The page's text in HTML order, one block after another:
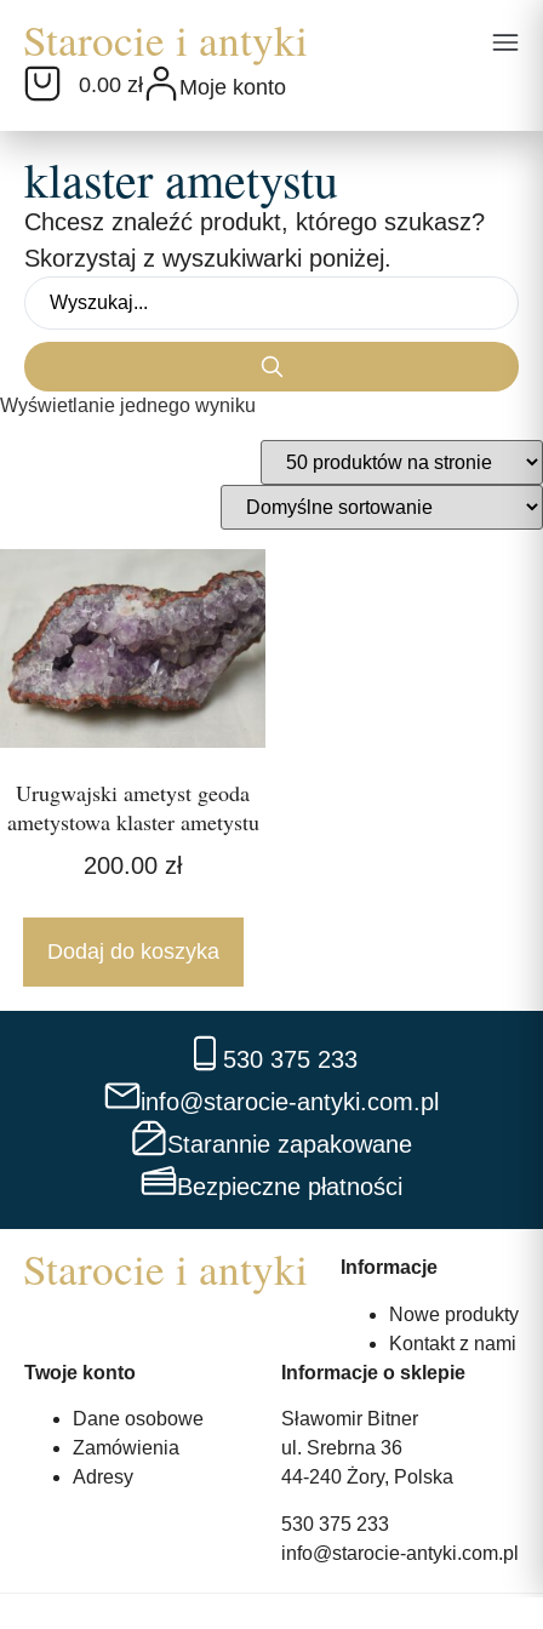
0.00 zł Moje konto
klaster ametystu
Chcesz znaleźć produkt, którego szukasz?
Skorzystaj z wyszukiwarki poniżej.
Wyświetlanie jednego wyniku
Urugwajski ametyst geoda
ametystowa klaster ametystu
200.00 zł
Dodaj do koszyka
530 375 233
info@starocie-antyki.com.pl
Starannie zapakowane
Bezpieczne płatności
Informacje
Nowe produkty
Kontakt z nami
Twoje konto
Dane osobowe
Zamówienia
Adresy
Informacje o sklepie
Sławomir Bitner
ul. Srebrna 36
44-240 Żory, Polska
530 375 233
info@starocie-antyki.com.pl